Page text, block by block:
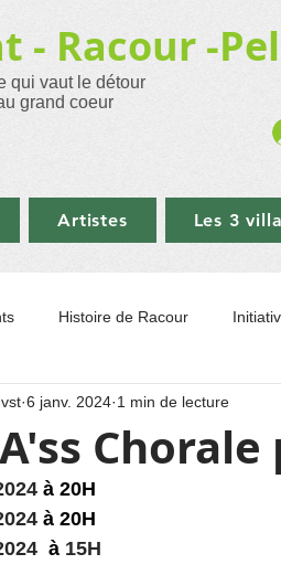
- Racour -
qui vaut le détour
grand coeur
Artistes Les 3
Histoire de Racour
Revue Communale Art et
Musée
Chorale
6 janv. 2024 1 min de lecture
à 20H
à 20H
à 15H